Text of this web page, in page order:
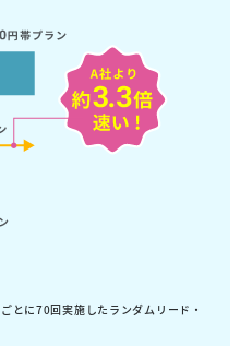
に70回実施したランダムリード・